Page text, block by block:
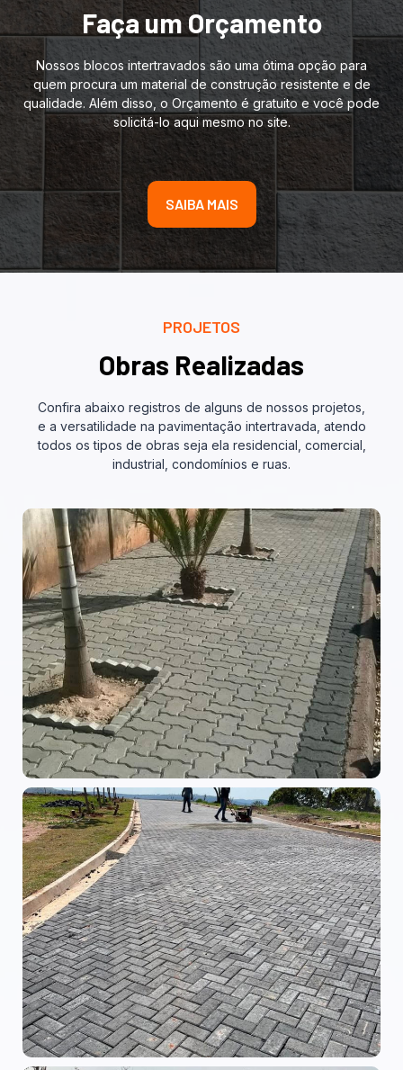
Faça um Orçamento
Nossos blocos intertravados são uma ótima opção para
quem procura um material de construção resistente e de
qualidade. Além disso, o Orçamento é gratuito e você pode
solicitá-lo aqui mesmo no site.
SAIBA MAIS
PROJETOS
Obras Realizadas
Confira abaixo registros de alguns de nossos projetos,
e a versatilidade na pavimentação intertravada, atendo
todos os tipos de obras seja ela residencial, comercial,
industrial, condomínios e ruas.